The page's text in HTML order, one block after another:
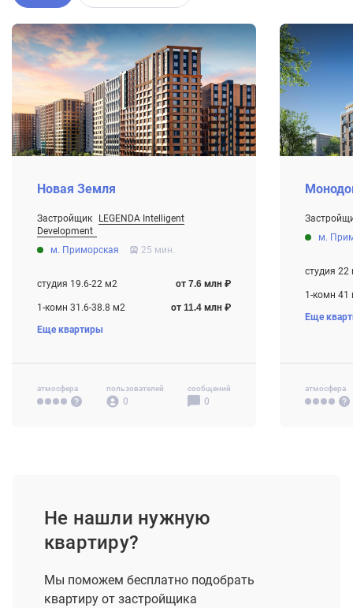
Новая Земля
Застройщик
LEGENDA Intelligent
Development
Строится
м. Приморская 25 мин.
студия 19.6-22 м2 от 7.6 млн ₽
1-комн 31.6-38.8 м2 от 11.4 млн ₽
2-комн 53-57.5 м2
Еще квартиры
атмосфера пользователей
0
сообщений
0
Строится
м.
студия 22
1-комн 41
2-комн 62
Еще
атмосфера
Не нашли нужную
квартиру?
Мы поможем бесплатно подобрать
квартиру от застройщика